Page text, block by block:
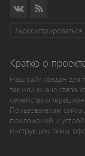
Зарегистрироваться
Кратко о
Наш сайт создан для
так или иначе
семейства
Пользователям
приложений и
инструкции, темы,